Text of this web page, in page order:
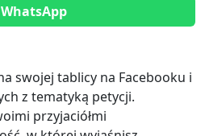
swojej tablicy na Facebooku i
z tematyką petycji.
przyjaciółmi